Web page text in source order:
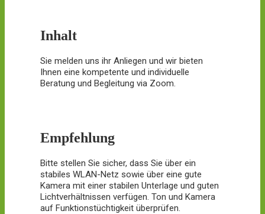
Inhalt
Sie melden uns ihr Anliegen und wir bieten
Ihnen eine kompetente und individuelle
Beratung und Begleitung via Zoom.
Empfehlung
Bitte stellen Sie sicher, dass Sie über ein
stabiles WLAN-Netz sowie über eine gute
Kamera mit einer stabilen Unterlage und guten
Lichtverhältnissen verfügen. Ton und Kamera
auf Funktionstüchtigkeit überprüfen.